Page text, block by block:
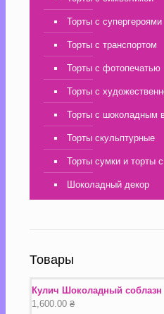
Торты с супергероями
Торты с транспортом
Торты с фотопечатью
Торты с
Торты с шоколадным
Торты скульптурные
Торты сумки и торты
Шоколадный декор
Товары
Кулич Шоколадный соблазн
1,600.00 ₴